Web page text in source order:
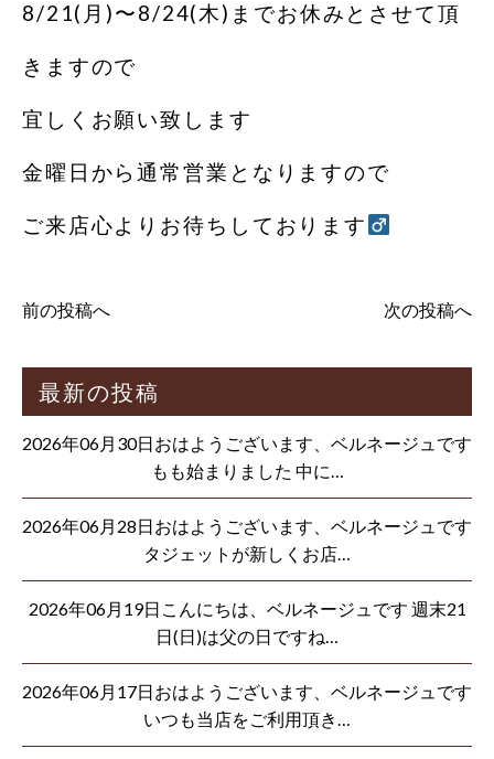
8/21(月)〜8/24(木)までお休みとさせて頂
きますので
宜しくお願い致します
金曜日から通常営業となりますので
ご来店心よりお待ちしております‍
前の投稿へ 次の投稿へ
最新の投稿
2026年06月30日おはようございます、ベルネージュです
もも始まりました 中に…
2026年06月28日おはようございます、ベルネージュです
タジェットが新しくお店…
2026年06月19日こんにちは、ベルネージュです 週末21
日(日)は父の日ですね…
2026年06月17日おはようございます、ベルネージュです
いつも当店をご利用頂き…